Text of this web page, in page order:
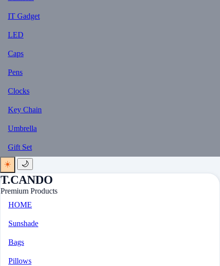
IT Gadget
LED
Caps
Pens
Clocks
Key Chain
Umbrella
Gift Set
☀️
🌙
T.CANDO
Premium Products
HOME
Sunshade
Bags
Pillows